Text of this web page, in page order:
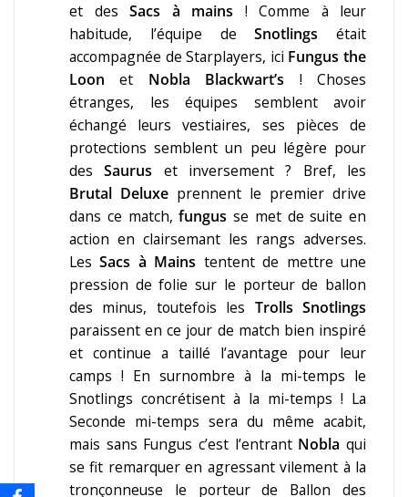
et des Sacs à mains ! Comme à leur
habitude, l’équipe deSnotlings était
accompagnée de Starplayers, ici Fungus the
Loon et Nobla Blackwart’s ! Choses
étranges, les équipes semblent avoir
échangé leurs vestiaires, ses pièces de
protections semblent un peu légère pour
desSaurus et inversement ? Bref, les
Brutal Deluxe prennent le premier drive
dans ce match,fungus se met de suite en
action en clairsemant les rangs adverses.
LesSacs à Mains tentent de mettre une
pression de folie sur le porteur de ballon
des minus, toutefois les Trolls Snotlings
paraissent en ce jour de match bien inspiré
et continue a taillé l’avantage pour leur
camps ! En surnombre à la mi-temps le
Snotlings concrétisent à la mi-temps ! La
Seconde mi-temps sera du même acabit,
mais sans Fungus c’est l’entrant Nobla qui
se fit remarquer en agressant vilement à la
tronçonneuse le porteur de Ballon des